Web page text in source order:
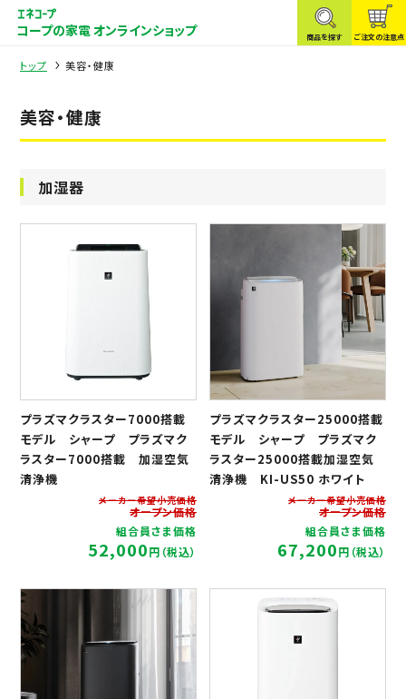
コープの家電 オンラインショップ 商品を探す ご注文の注意点
トップ 美容・健康
美容・健康
加湿器
プラズマクラスター7000搭載
モデル シャープ プラズマク
ラスター7000搭載 加湿空気
清浄機
メーカー希望小売価格
オープン価格
組合員さま価格
52,000円（税込）
プラズマクラスター25000搭載
モデル シャープ プラズマク
ラスター25000搭載加湿空気
清浄機 KI-US50 ホワイト
メーカー希望小売価格
オープン価格
組合員さま価格
67,200円（税込）